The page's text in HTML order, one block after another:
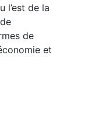
l’est de la
de
et